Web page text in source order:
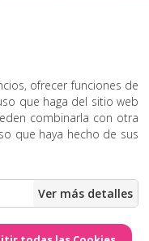
ofrecer funciones de
que haga del sitio web
combinarla con otra
que haya hecho de sus
misa Noticias
por Web Las Palmas